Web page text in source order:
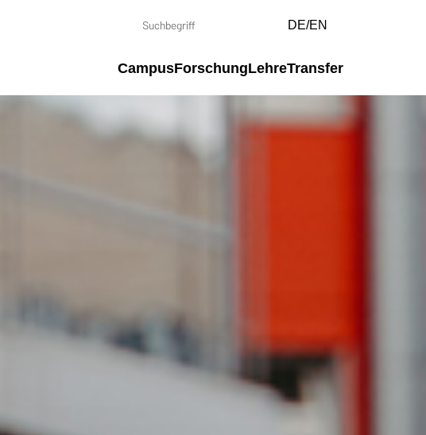
DE/EN
CampusForschungLehreTransfer